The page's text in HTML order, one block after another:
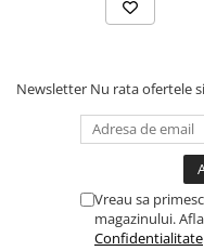
Hamace si leagane
Leagane copii
Lopeti si unelte
Newsletter Nu rata ofertele
Vreau sa
magazinului.
Confidentialitate